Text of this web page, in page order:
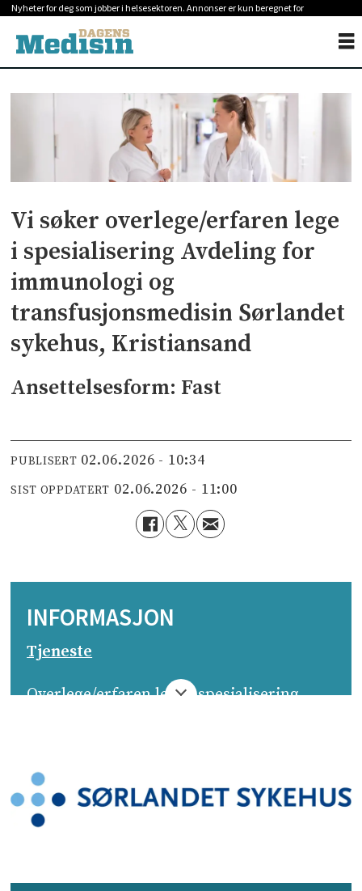
Nyheter for deg som jobber i helsesektoren. Annonser er kun beregnet for
Vi søker overlege/erfaren lege
i spesialisering Avdeling for
immunologi og
transfusjonsmedisin Sørlandet
sykehus, Kristiansand
Ansettelsesform: Fast
PUBLISERT 02.06.2026 - 10:34
SIST OPPDATERT 02.06.2026 - 11:00
INFORMASJON
Tjeneste
Overlege/erfaren lege i spesialisering
Arbeidsgiver